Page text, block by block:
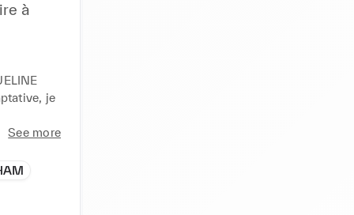
à
je
See more